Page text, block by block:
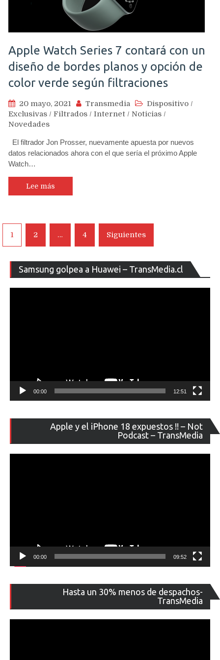
Apple Watch Series 7 contará con un
diseño de bordes planos y opción de
color verde según filtraciones
20 mayo, 2021 Transmedia Dispositivo /
Exclusivas / Filtrados / Internet / Noticias /
Novedades
El filtrador Jon Prosser, nuevamente apuesta por nuevos
datos relacionados ahora con el que sería el próximo Apple
Watch…
Lee más
Navegación
de
entradas
1 2 … 4 Siguientes
Samsung golpea a Huawei – TransMedia.cl
de
00:00 12:51
Apple y el iPhone 18 expuestos !! – Not
Podcast – TransMedia
de
00:00 09:52
Hasta un 30% menos de despachos-
TransMedia
de